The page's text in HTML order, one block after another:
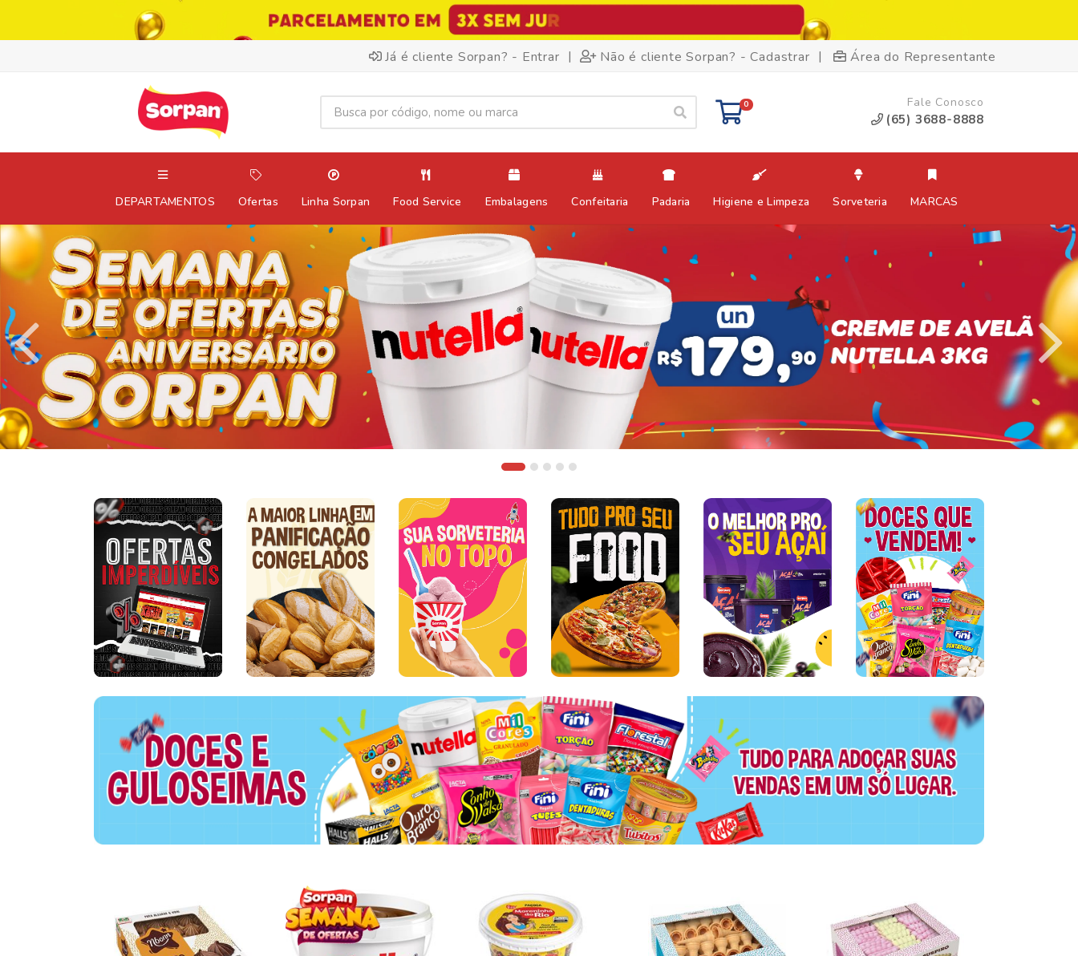
Já é cliente Sorpan? - Entrar | Não é cliente Sorpan? - Cadastrar | Área do Representante
0 Fale Conosco
(65) 3688-8888
DEPARTAMENTOS Ofertas Linha Sorpan Food Service Embalagens Confeitaria Padaria Higiene e Limpeza Sorveteria MARCAS